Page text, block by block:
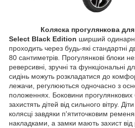
Коляска прогулянкова
Select Black Edition ширший
проходить через будь-які стандартні
80 сантиметрів. Прогулянкові блоки
реверсивні, зручні та функціональні
сидінь можуть розкладатися до
лежачи, регулюються одночасно з
положеннях. Боковини прогулянкових
захистять дітей від сильного вітру.
колясці завдяки п'ятиточковим
накладками, а замки мають захист від